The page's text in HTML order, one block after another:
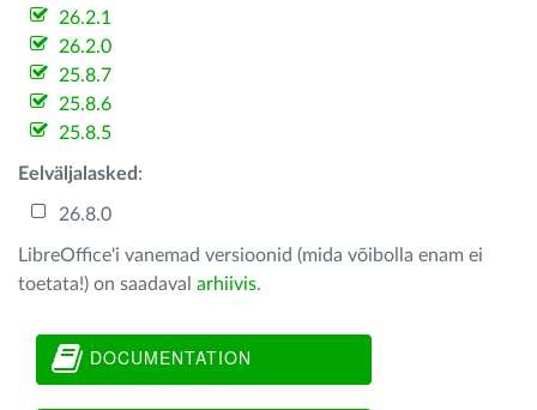
26.2.1
26.2.0
25.8.7
25.8.6
25.8.5
Eelväljalasked :
26.8.0
LibreOffice'i vanemad versioonid (mida võibolla enam ei
toetata!) on saadaval arhiivis.
DOCUMENTATION